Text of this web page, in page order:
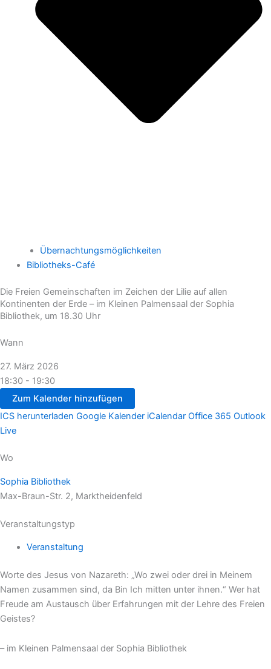
Übernachtungsmöglichkeiten
Bibliotheks-Café
Die Freien Gemeinschaften im Zeichen der Lilie auf allen
Kontinenten der Erde – im Kleinen Palmensaal der Sophia
Bibliothek, um 18.30 Uhr
Wann
27. März 2026
18:30 - 19:30
Zum Kalender hinzufügen
ICS herunterladen Google Kalender iCalendar Office 365 Outlook
Live
Wo
Sophia Bibliothek
Max-Braun-Str. 2, Marktheidenfeld
Veranstaltungstyp
Veranstaltung
Worte des Jesus von Nazareth: „Wo zwei oder drei in Meinem
Namen zusammen sind, da Bin Ich mitten unter ihnen.“ Wer hat
Freude am Austausch über Erfahrungen mit der Lehre des Freien
Geistes?
– im Kleinen Palmensaal der Sophia Bibliothek